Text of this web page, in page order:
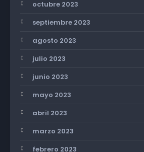
octubre 2023
septiembre 2023
agosto 2023
julio 2023
junio 2023
mayo 2023
abril 2023
marzo 2023
febrero 2023